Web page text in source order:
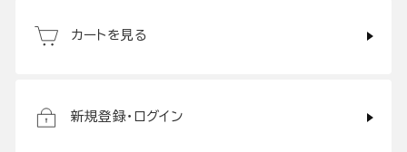
カートを見る
新規登録・ログイン